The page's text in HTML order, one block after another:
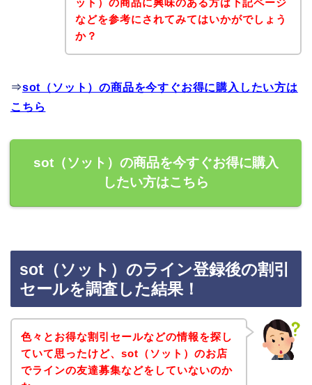
ット）の商品に興味のある方は下記ページ
などを参考にされてみてはいかがでしょう
か？
⇒sot（ソット）の商品を今すぐお得に購入したい方は
こちら
sot（ソット）の商品を今すぐお得に購入
したい方はこちら
sot（ソット）のライン登録後の割引
セールを調査した結果！
色々とお得な割引セールなどの情報を探し
ていて思ったけど、sot（ソット）のお店
でラインの友達募集などをしていないのか